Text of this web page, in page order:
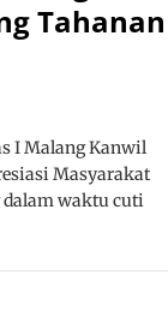
Tahanan
I Malang Kanwil
Masyarakat
dalam waktu cuti